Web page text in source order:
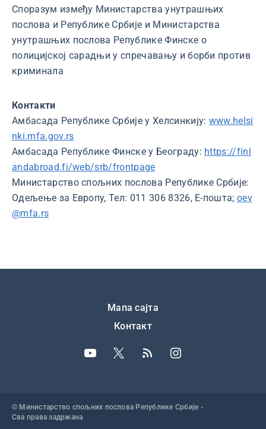
Споразум између Министарства унутрашњих
послова и Републике Србије и Министарства
унутрашњих послова Републике Финске о
полицијској сарадњи у спречавању и борби против
криминала
Контакти
Амбасада Републике Србије у Хелсинкију: www.helsi
nki.mfa.gov.rs
Амбасада Републике Финске у Београду: https://finl
andabroad.fi/web/srb/frontpage
Министарство спољних послова Републике Србије:
Одељење за Европу, Тел: 011 306 8326, Е-пошта;oev
@mfa.rs
Мапа сајта
Контакт
© Министарство спољних послова Републике Србије -
Сва права задржана